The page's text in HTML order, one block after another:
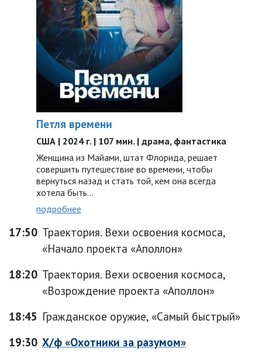
Петля времени
США | 2024 г. | 107 мин. | драма, фантастика
Женщина из Майами, штат Флорида, решает
совершить путешествие во времени, чтобы
вернуться назад и стать той, кем она всегда
хотела быть…
подробнее
17:50 Траектория. Вехи освоения космоса,
«Начало проекта «Аполлон»
18:20 Траектория. Вехи освоения космоса,
«Возрождение проекта «Аполлон»
18:45 Гражданское оружие, «Самый быстрый»
19:30 Х/ф «Охотники за разумом»